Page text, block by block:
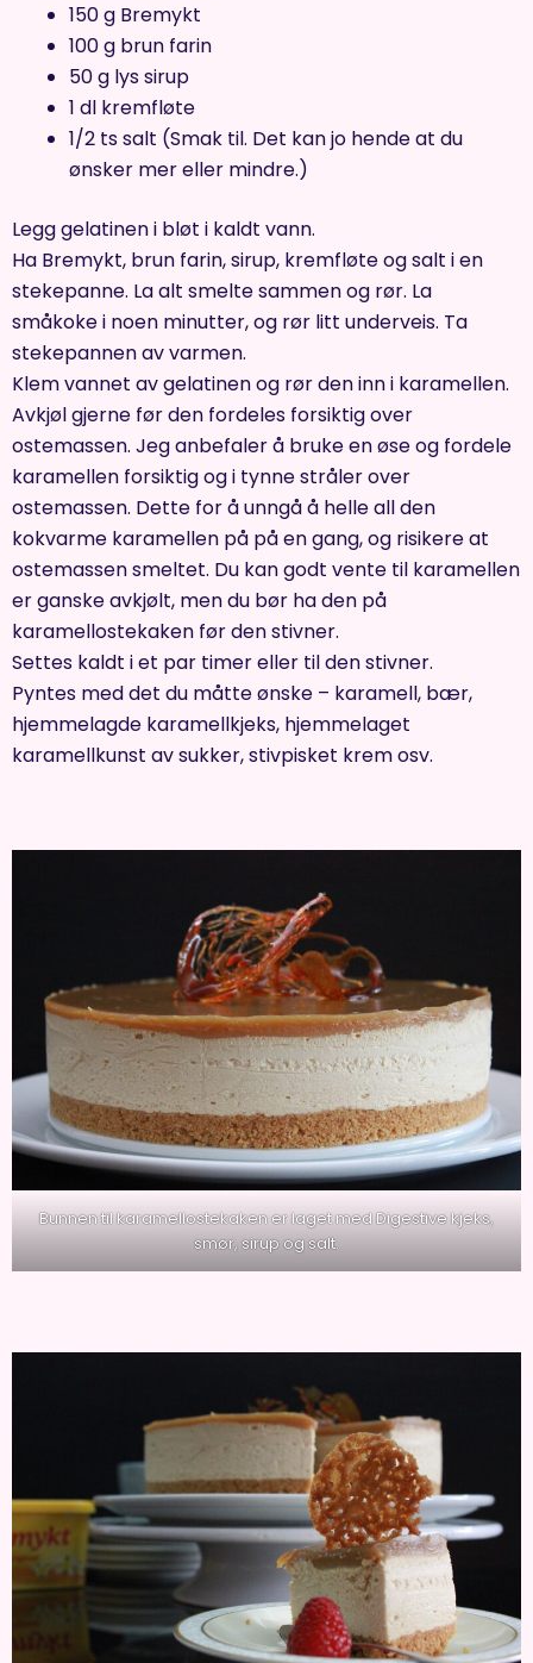
150 g Bremykt
100 g brun farin
50 g lys sirup
1 dl kremfløte
1/2 ts salt (Smak til. Det kan jo hende at du
ønsker mer eller mindre.)
Legg gelatinen i bløt i kaldt vann.
Ha Bremykt, brun farin, sirup, kremfløte og salt i en
stekepanne. La alt smelte sammen og rør. La
småkoke i noen minutter, og rør litt underveis. Ta
stekepannen av varmen.
Klem vannet av gelatinen og rør den inn i karamellen.
Avkjøl gjerne før den fordeles forsiktig over
ostemassen. Jeg anbefaler å bruke en øse og fordele
karamellen forsiktig og i tynne stråler over
ostemassen. Dette for å unngå å helle all den
kokvarme karamellen på på en gang, og risikere at
ostemassen smeltet. Du kan godt vente til karamellen
er ganske avkjølt, men du bør ha den på
karamellostekaken før den stivner.
Settes kaldt i et par timer eller til den stivner.
Pyntes med det du måtte ønske – karamell, bær,
hjemmelagde karamellkjeks, hjemmelaget
karamellkunst av sukker, stivpisket krem osv.
Bunnen til karamellostekaken er laget med Digestive kjeks,
smør, sirup og salt.